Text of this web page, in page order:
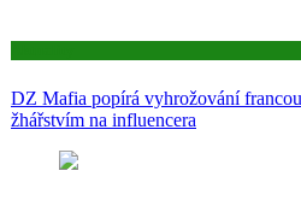
DZ Mafia popírá vyhrožování
žhářstvím na influencera